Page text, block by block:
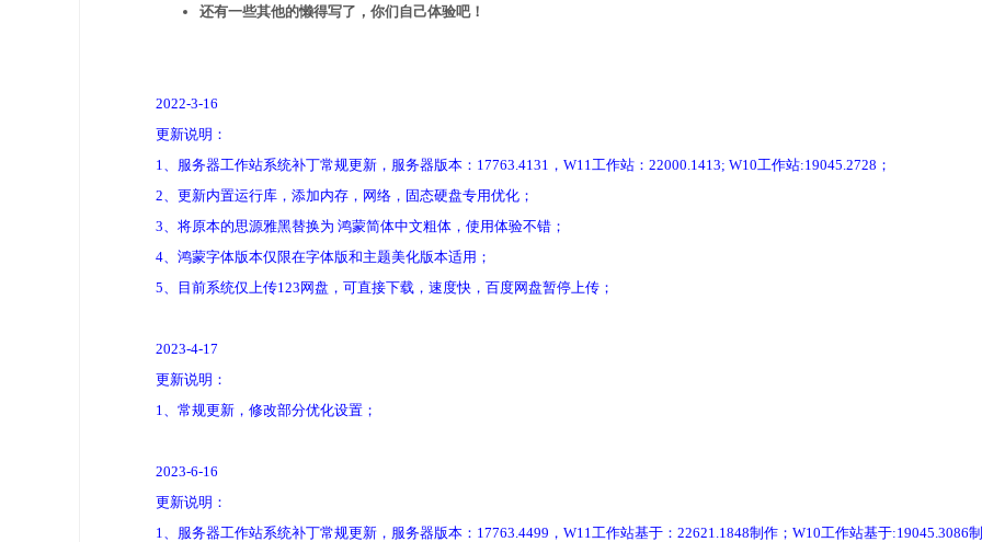
还有一些其他的懒得写了，你们自己体验吧！
2022-3-16
更新说明：
1、服务器工作站系统补丁常规更新，服务器版本：17763.4131，W11工作站：22000.1413; W10工作站:19045.2728；
2、更新内置运行库，添加内存，网络，固态硬盘专用优化；
3、将原本的思源雅黑替换为 鸿蒙简体中文粗体，使用体验不错；
4、鸿蒙字体版本仅限在字体版和主题美化版本适用；
5、目前系统仅上传123网盘，可直接下载，速度快，百度网盘暂停上传；
2023-4-17
更新说明：
1、常规更新，修改部分优化设置；
2023-6-16
更新说明：
1、服务器工作站系统补丁常规更新，服务器版本：17763.4499，W11工作站基于：22621.1848制作；W10工作站基于:19045.3086制